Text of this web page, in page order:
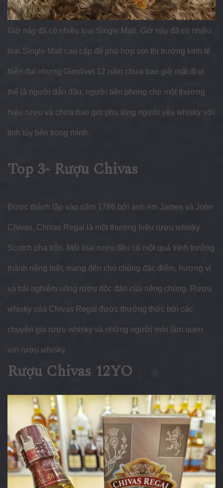
Giờ này đã có nhiều loại Single Malt. Giờ này đã có nhiều
loại Single Malt cao cấp để phù hợp với thị trường kinh tế
hiện đại nhưng Glenlivet 12 năm chưa bao giờ mất đi vị
thế là người dẫn đầu, người tiên phong cho một thương
hiệu rượu và chưa bao giờ phụ lòng người yêu whisky với
tinh túy bên trong mình.
Top 3- Rượu Chivas
Được thành lập vào năm 1786 bởi anh em James và John
Chivas, Chivas Regal là một thương hiệu rượu whisky
Scotch pha trộn. Mỗi loại rượu đều có một quá trình trưởng
thành riêng biệt, mang đến cho chúng đặc điểm, hương vị
và trải nghiệm uống rượu độc đáo của riêng chúng. Rượu
whisky của Chivas Regal được thưởng thức bởi các
chuyên gia rượu whisky và những người mới làm quen
với rượu whisky.
Rượu Chivas 12YO